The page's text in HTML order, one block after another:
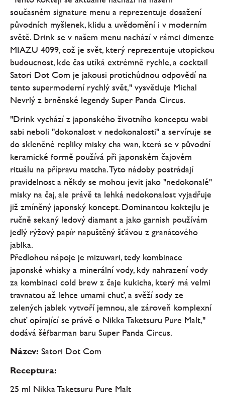
současném signature menu a reprezentuje dosažení
původních myšlenek, klidu a uvědomění i v moderním
světě. Drink se v našem menu nachází v rámci dimenze
MIAZU 4099, což je svět, který reprezentuje utopickou
budoucnost, kde čas utíká extrémně rychle, a cocktail
Satori Dot Com je jakousi protichůdnou odpovědí na
tento supermoderní rychlý svět," vysvětluje Michal
Nevrlý z brněnské legendy Super Panda Circus.
"Drink vychází z japonského životního konceptu wabi
sabi neboli "dokonalost v nedokonalosti" a servíruje se
do skleněné repliky misky cha wan, která se v původní
keramické formě používá při japonském čajovém
rituálu na přípravu matcha. Tyto nádoby postrádají
pravidelnost a někdy se mohou jevit jako "nedokonalé"
misky na čaj, ale právě ta lehká nedokonalost vyjadřuje
již zmíněný japonský koncept. Dominantou koktejlu je
ručně sekaný ledový diamant a jako garnish používám
jedlý rýžový papír napuštěný šťávou z granátového
jablka.
Předlohou nápoje je mizuwari, tedy kombinace
japonské whisky a minerální vody, kdy nahrazení vody
za kombinaci cold brew z čaje kukicha, který má velmi
travnatou až lehce umami chuť, a svěží sody ze
zelených jablek vytvoří jemnou, ale zároveň komplexní
chuť opírající se právě o Nikka Taketsuru Pure Malt,"
dodává šéfbarman baru Super Panda Circus.
Název: Satori Dot Com
Receptura:
25 ml Nikka Taketsuru Pure Malt